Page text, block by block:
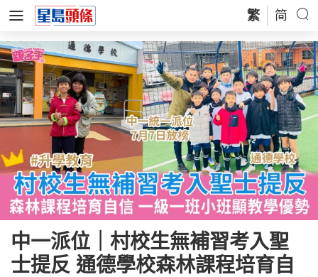
繁 简
中一派位｜村校生無補習考入聖
士提反 通德學校森林課程培育自